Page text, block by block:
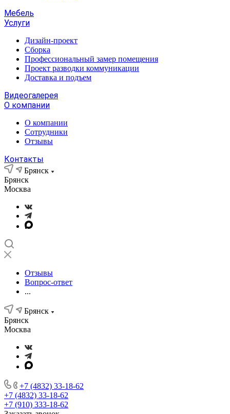
Мебель
Услуги
Дизайн-проект
Сборка
Профессиональный замер помещения
Проект разводки коммуникации
Доставка и подъем
Видеогалерея
О компании
О компании
Сотрудники
Отзывы
Контакты
Брянск
Брянск
Москва
Отзывы
Вопрос-ответ
...
Брянск
Брянск
Москва
+7 (4832) 33-18-62
+7 (4832) 33-18-62
+7 (910) 333-18-62